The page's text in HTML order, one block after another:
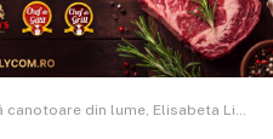
speaker la Bucharest Leaders’ Summit: „Wellbeing-ul nu este un lux, ci o necesitate”